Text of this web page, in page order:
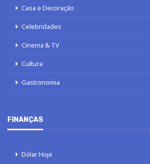
Casa e Decoração
Celebridades
Cinema & TV
Cultura
Gastronomia
FINANÇAS
Dólar Hoje